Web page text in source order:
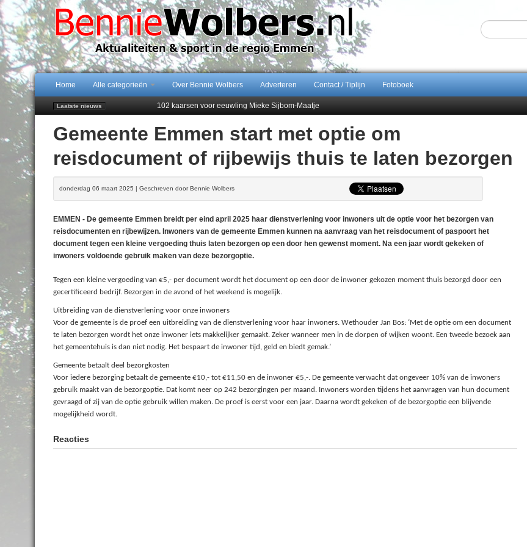
Home Alle categorieën Over Bennie Wolbers Adverteren Contact / Tiplijn Fotoboek
Laatste nieuws
102 kaarsen voor eeuwling Mieke Sijbom-Maatje
Daan Lambers tekent eerste profcontract bij FC Emmen
Jubileumfeest 35 jaar De Amer
Najaar '26 staat live!
Gemeente Emmen start met optie om
reisdocument of rijbewijs thuis te laten bezorgen
donderdag 06 maart 2025 | Geschreven door Bennie Wolbers
EMMEN - De gemeente Emmen breidt per eind april 2025 haar dienstverlening voor inwoners uit de optie voor het bezorgen van
reisdocumenten en rijbewijzen. Inwoners van de gemeente Emmen kunnen na aanvraag van het reisdocument of paspoort het
document tegen een kleine vergoeding thuis laten bezorgen op een door hen gewenst moment. Na een jaar wordt gekeken of
inwoners voldoende gebruik maken van deze bezorgoptie.
Tegen een kleine vergoeding van €5,- per document wordt het document op een door de inwoner gekozen moment thuis bezorgd door een
gecertificeerd bedrijf. Bezorgen in de avond of het weekend is mogelijk.
Uitbreiding van de dienstverlening voor onze inwoners
Voor de gemeente is de proef een uitbreiding van de dienstverlening voor haar inwoners. Wethouder Jan Bos: ‘Met de optie om een document
te laten bezorgen wordt het onze inwoner iets makkelijker gemaakt. Zeker wanneer men in de dorpen of wijken woont. Een tweede bezoek aan
het gemeentehuis is dan niet nodig. Het bespaart de inwoner tijd, geld en biedt gemak.’
Gemeente betaalt deel bezorgkosten
Voor iedere bezorging betaalt de gemeente €10,- tot €11,50 en de inwoner €5,-. De gemeente verwacht dat ongeveer 10% van de inwoners
gebruik maakt van de bezorgoptie. Dat komt neer op 242 bezorgingen per maand. Inwoners worden tijdens het aanvragen van hun document
gevraagd of zij van de optie gebruik willen maken. De proef is eerst voor een jaar. Daarna wordt gekeken of de bezorgoptie een blijvende
mogelijkheid wordt.
Reacties